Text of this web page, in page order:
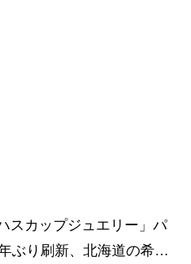
スカップジュエリー」パ
ぶり刷新、北海道の希少